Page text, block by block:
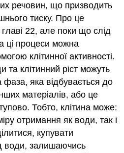
речовин, що призводить
тиску. Про це
22, але поки що слід
ці процеси можна
клітинної активності.
клітинний ріст можуть
фаза, яка відбувається до
матеріалів, або це
Тобто, клітина може:
отримання як води, так і
купувати
води, залишаючись